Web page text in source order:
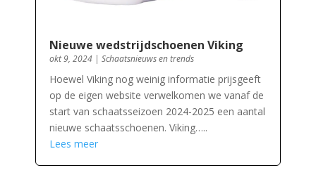
Nieuwe wedstrijdschoenen Viking
okt 9, 2024| Schaatsnieuws en trends
Hoewel Viking nog weinig informatie prijsgeeft
op de eigen website verwelkomen we vanaf de
start van schaatsseizoen 2024-2025 een aantal
nieuwe schaatsschoenen. Viking…..
Lees meer